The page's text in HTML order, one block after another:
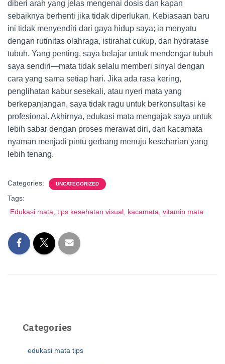
diberi arah yang jelas mengenai dosis dan kapan
sebaiknya berhenti jika tidak diperlukan. Kebiasaan baru
ini tidak menyendiri dari gaya hidup saya; ia menyatu
dengan rutinitas olahraga, istirahat cukup, dan hydratase
tubuh. Yang penting, saya belajar untuk mendengar tubuh
saya sendiri—mata tidak selalu memberi sinyal dengan
cara yang sama setiap hari. Jika ada rasa kering,
penglihatan kabur sesekali, atau nyeri mata yang
berkepanjangan, saya tidak ragu untuk berkonsultasi ke
profesional. Akhirnya, edukasi mata mengajak saya untuk
lebih sabar dengan proses merawat diri, dan kacamata
nyaman menjadi pintu gerbang menuju keseharian yang
lebih tenang.
Categories: UNCATEGORIZED
Tags:
Edukasi mata, tips kesehatan visual, kacamata, vitamin mata
Categories
edukasi mata tips